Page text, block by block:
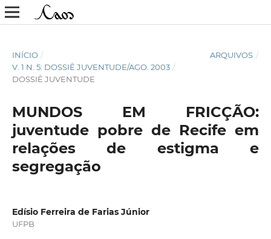
INÍCIO / ARQUIVOS /
V. 1 N. 5: DOSSIÊ JUVENTUDE/AGO. 2003 /
DOSSIÊ JUVENTUDE
MUNDOS EM FRICÇÃO:
juventude pobre de Recife em
relações de estigma e
segregação
Edísio Ferreira de Farias Júnior
UFPB